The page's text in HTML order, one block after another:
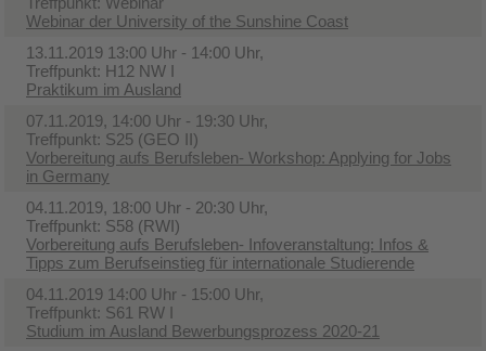
Webinar der University of the Sunshine Coast
13.11.2019 13:00 Uhr - 14:00 Uhr,
Treffpunkt: H12 NW I
Praktikum im Ausland
07.11.2019, 14:00 Uhr - 19:30 Uhr,
Treffpunkt: S25 (GEO II)
Vorbereitung aufs Berufsleben- Workshop: Applying for Jobs
in Germany
04.11.2019, 18:00 Uhr - 20:30 Uhr,
Treffpunkt: S58 (RWI)
Vorbereitung aufs Berufsleben- Infoveranstaltung: Infos &
Tipps zum Berufseinstieg für internationale Studierende
04.11.2019 14:00 Uhr - 15:00 Uhr,
Treffpunkt: S61 RW I
Studium im Ausland Bewerbungsprozess 2020-21